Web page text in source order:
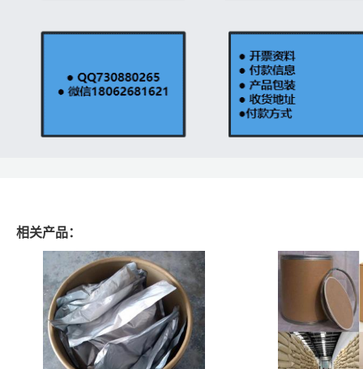
相关产品：